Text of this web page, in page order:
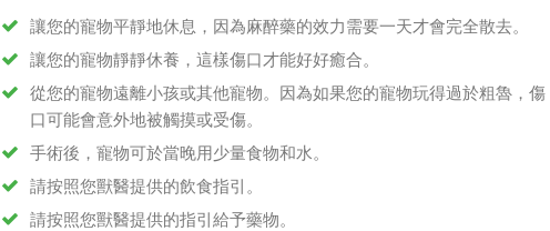
讓您的寵物平靜地休息，因為麻醉藥的效力需要一天才會完全散去。
讓您的寵物靜靜休養，這樣傷口才能好好癒合。
從您的寵物遠離小孩或其他寵物。因為如果您的寵物玩得過於粗魯，傷
口可能會意外地被觸摸或受傷。
手術後，寵物可於當晚用少量食物和水。
請按照您獸醫提供的飲食指引。
請按照您獸醫提供的指引給予藥物。